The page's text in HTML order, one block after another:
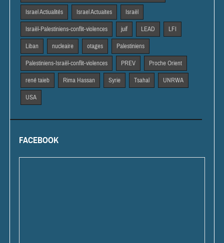
Israel Actiualités Israel Actuaites Israël
Israël-Palestiniens-conflit-violences juif LEAD LFI
Liban nucleaire otages Palestiniens
Palestiniens-Israël-conflit-violences PREV Proche Orient
rené taieb Rima Hassan Syrie Tsahal UNRWA
USA
FACEBOOK